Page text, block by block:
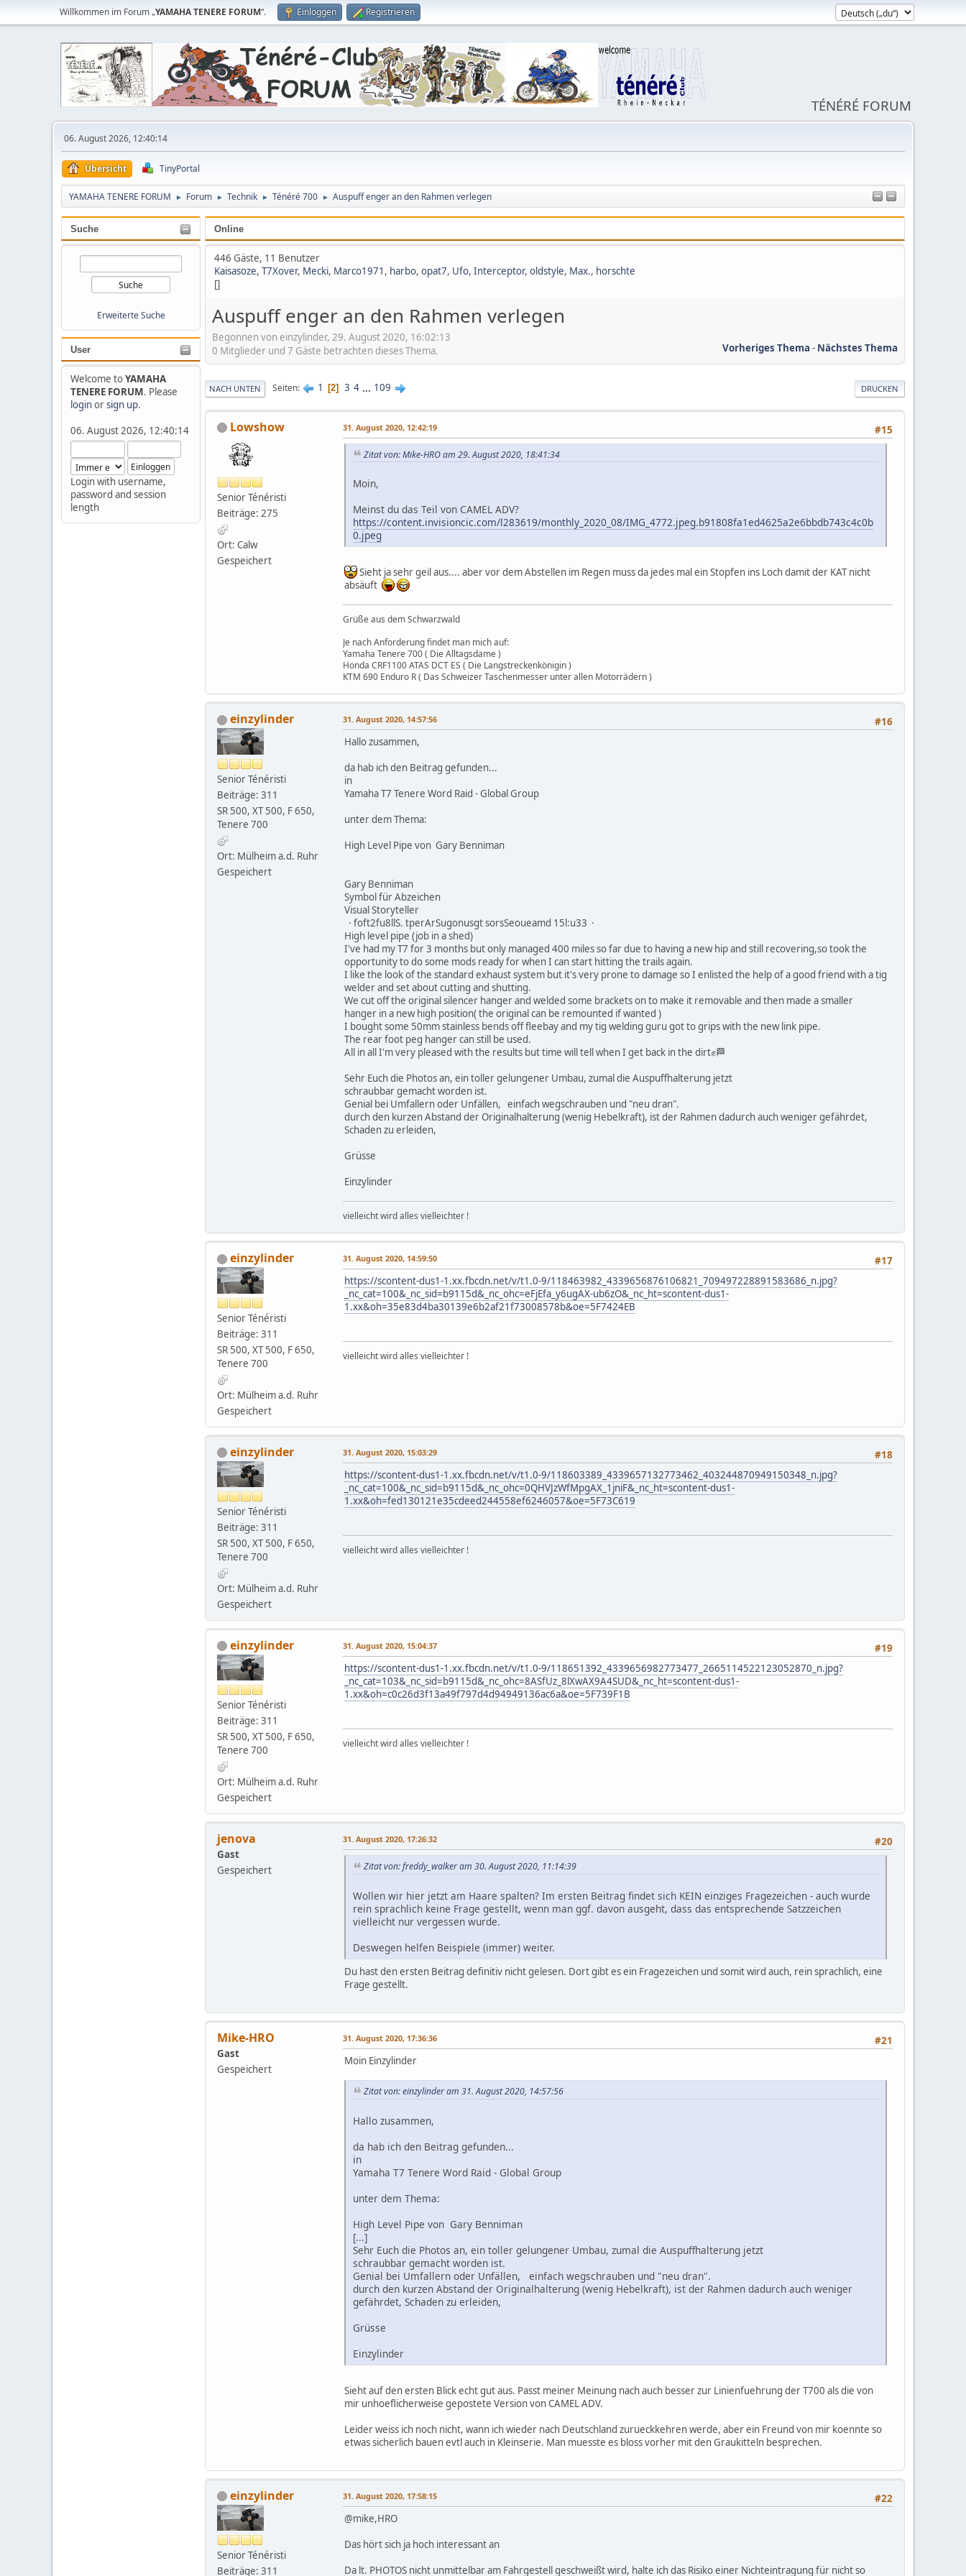
Willkommen im Forum „YAMAHA TENERE FORUM“. Einloggen Registrieren
TÉNÉRÉ FORUM
06. August 2026, 12:40:14
Übersicht TinyPortal
YAMAHA TENERE FORUM ► Forum ► Technik ► Ténéré 700 ► Auspuff enger an den Rahmen verlegen
Suche
Erweiterte Suche
User
Welcome toYAMAHA
TENERE FORUM. Please
loginorsign up.
06. August 2026, 12:40:14
Login with username,
password and session
length
Online
446 Gäste, 11 Benutzer
Kaisasoze, T7Xover, Mecki, Marco1971 , harbo, opat7, Ufo, Interceptor, oldstyle, Max., horschte
[]
Auspuff enger an den Rahmen verlegen
Begonnen von einzylinder, 29. August 2020, 16:02:13
Vorheriges Thema - Nächstes Thema
0 Mitglieder und 7 Gäste betrachten dieses Thema.
DRUCKEN
NACH UNTEN Seiten 1 2 3 4 ... 109
Lowshow
Senior Ténéristi
Beiträge: 275
Ort: Calw
Gespeichert
#15
31. August 2020, 12:42:19
Zitat von: Mike-HRO am 29. August 2020, 18:41:34
Moin,
Meinst du das Teil von CAMEL ADV?
https://content.invisioncic.com/l283619/monthly_2020_08/IMG_4772.jpeg.b91808fa1ed4625a2e6bbdb743c4c0b
0.jpeg
Sieht ja sehr geil aus.... aber vor dem Abstellen im Regen muss da jedes mal ein Stopfen ins Loch damit der KAT nicht
absäuft
Grüße aus dem Schwarzwald
Je nach Anforderung findet man mich auf:
Yamaha Tenere 700 ( Die Alltagsdame )
Honda CRF1100 ATAS DCT ES ( Die Langstreckenkönigin )
KTM 690 Enduro R ( Das Schweizer Taschenmesser unter allen Motorrädern )
einzylinder
Senior Ténéristi
Beiträge: 311
SR 500, XT 500, F 650,
Tenere 700
Ort: Mülheim a.d. Ruhr
Gespeichert
#16
31. August 2020, 14:57:56
Hallo zusammen,
da hab ich den Beitrag gefunden...
in
Yamaha T7 Tenere Word Raid - Global Group
unter dem Thema:
High Level Pipe von Gary Benniman
Gary Benniman
Symbol für Abzeichen
Visual Storyteller
· foft2fu8llS. tperArSugonusgt sorsSeoueamd 15l:u33 ·
High level pipe (job in a shed)
I've had my T7 for 3 months but only managed 400 miles so far due to having a new hip and still recovering,so took the
opportunity to do some mods ready for when I can start hitting the trails again.
I like the look of the standard exhaust system but it's very prone to damage so I enlisted the help of a good friend with a tig
welder and set about cutting and shutting.
We cut off the original silencer hanger and welded some brackets on to make it removable and then made a smaller
hanger in a new high position( the original can be remounted if wanted )
I bought some 50mm stainless bends off fleebay and my tig welding guru got to grips with the new link pipe.
The rear foot peg hanger can still be used.
All in all I'm very pleased with the results but time will tell when I get back in the dirt✊🏁
Sehr Euch die Photos an, ein toller gelungener Umbau, zumal die Auspuffhalterung jetzt
schraubbar gemacht worden ist.
Genial bei Umfallern oder Unfällen, einfach wegschrauben und "neu dran".
durch den kurzen Abstand der Originalhalterung (wenig Hebelkraft), ist der Rahmen dadurch auch weniger gefährdet,
Schaden zu erleiden,
Grüsse
Einzylinder
vielleicht wird alles vielleichter !
einzylinder
Senior Ténéristi
Beiträge: 311
SR 500, XT 500, F 650,
Tenere 700
Ort: Mülheim a.d. Ruhr
Gespeichert
#17
31. August 2020, 14:59:50
https://scontent-dus1-1.xx.fbcdn.net/v/t1.0-9/118463982_4339656876106821_709497228891583686_n.jpg?
_nc_cat=100&_nc_sid=b9115d&_nc_ohc=eFjEfa_y6ugAX-ub6zO&_nc_ht=scontent-dus1-
1.xx&oh=35e83d4ba30139e6b2af21f73008578b&oe=5F7424EB
vielleicht wird alles vielleichter !
einzylinder
Senior Ténéristi
Beiträge: 311
SR 500, XT 500, F 650,
Tenere 700
Ort: Mülheim a.d. Ruhr
Gespeichert
#18
31. August 2020, 15:03:29
https://scontent-dus1-1.xx.fbcdn.net/v/t1.0-9/118603389_4339657132773462_403244870949150348_n.jpg?
_nc_cat=100&_nc_sid=b9115d&_nc_ohc=0QHVJzWfMpgAX_1jniF&_nc_ht=scontent-dus1-
1.xx&oh=fed130121e35cdeed244558ef6246057&oe=5F73C619
vielleicht wird alles vielleichter !
einzylinder
Senior Ténéristi
Beiträge: 311
SR 500, XT 500, F 650,
Tenere 700
Ort: Mülheim a.d. Ruhr
Gespeichert
#19
31. August 2020, 15:04:37
https://scontent-dus1-1.xx.fbcdn.net/v/t1.0-9/118651392_4339656982773477_2665114522123052870_n.jpg?
_nc_cat=103&_nc_sid=b9115d&_nc_ohc=8ASfUz_8lXwAX9A4SUD&_nc_ht=scontent-dus1-
1.xx&oh=c0c26d3f13a49f797d4d94949136ac6a&oe=5F739F1B
vielleicht wird alles vielleichter !
jenova
Gast
Gespeichert
#20
31. August 2020, 17:26:32
Zitat von: freddy_walker am 30. August 2020, 11:14:39
Wollen wir hier jetzt am Haare spalten? Im ersten Beitrag findet sich KEIN einziges Fragezeichen - auch wurde
rein sprachlich keine Frage gestellt, wenn man ggf. davon ausgeht, dass das entsprechende Satzzeichen
vielleicht nur vergessen wurde.
Deswegen helfen Beispiele (immer) weiter.
Du hast den ersten Beitrag definitiv nicht gelesen. Dort gibt es ein Fragezeichen und somit wird auch, rein sprachlich, eine
Frage gestellt.
Mike-HRO
Gast
Gespeichert
#21
31. August 2020, 17:36:36
Moin Einzylinder
Zitat von: einzylinder am 31. August 2020, 14:57:56
Hallo zusammen,
da hab ich den Beitrag gefunden...
in
Yamaha T7 Tenere Word Raid - Global Group
unter dem Thema:
High Level Pipe von Gary Benniman
[...]
Sehr Euch die Photos an, ein toller gelungener Umbau, zumal die Auspuffhalterung jetzt
schraubbar gemacht worden ist.
Genial bei Umfallern oder Unfällen, einfach wegschrauben und "neu dran".
durch den kurzen Abstand der Originalhalterung (wenig Hebelkraft), ist der Rahmen dadurch auch weniger
gefährdet, Schaden zu erleiden,
Grüsse
Einzylinder
Sieht auf den ersten Blick echt gut aus. Passt meiner Meinung nach auch besser zur Linienfuehrung der T700 als die von
mir unhoeflicherweise gepostete Version von CAMEL ADV.
Leider weiss ich noch nicht, wann ich wieder nach Deutschland zurueckkehren werde, aber ein Freund von mir koennte so
etwas sicherlich bauen evtl auch in Kleinserie. Man muesste es bloss vorher mit den Graukitteln besprechen.
einzylinder
Senior Ténéristi
Beiträge: 311
#22
31. August 2020, 17:58:15
@mike,HRO
Das hört sich ja hoch interessant an
Da lt. PHOTOS nicht unmittelbar am Fahrgestell geschweißt wird, halte ich das Risiko einer Nichteintragung für nicht so